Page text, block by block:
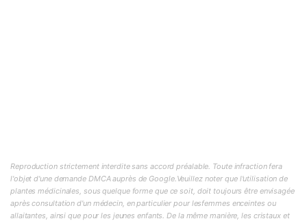
Reproduction strictement interdite sans accord préalable. Toute infraction fera
l'objet d'une demande DMCA auprès de Google.Veuillez noter que l'utilisation de
plantes médicinales, sous quelque forme que ce soit, doit toujours être envisagée
après consultation d'un médecin, en particulier pour lesfemmes enceintes ou
allaitantes, ainsi que pour les jeunes enfants. De la même manière, les cristaux et